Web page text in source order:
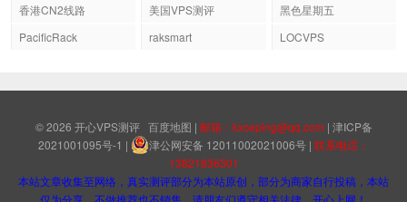
香港CN2线路
美国VPS测评
黑色星期五
PacificRack
raksmart LOCVPS
© 2026 开心VPS测评 百度地图 | 邮箱：kxceping@qq.com | 津ICP备
2021001095号-1 | 津公网安备 12011002021006号 | 联系电话：
13821836301
本站文章收集至网络，真实测评部分为本站原创，部分为商家自行投稿，本站
仅为分享，不做推荐也不销售，请朋友们遵守相关法律，开心上网！